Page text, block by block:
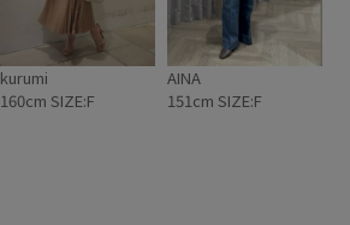
kurumi
160cm SIZE:F
AINA
151cm SIZE:F